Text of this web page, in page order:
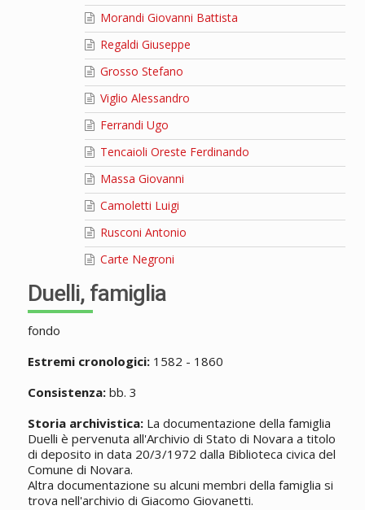
Morandi Giovanni Battista
Regaldi Giuseppe
Grosso Stefano
Viglio Alessandro
Ferrandi Ugo
Tencaioli Oreste Ferdinando
Massa Giovanni
Camoletti Luigi
Rusconi Antonio
Carte Negroni
Duelli, famiglia
fondo
Estremi cronologici:1582 - 1860
Consistenza:bb. 3
Storia archivistica:La documentazione della famiglia
Duelli è pervenuta all'Archivio di Stato di Novara a titolo
di deposito in data 20/3/1972 dalla Biblioteca civica del
Comune di Novara.
Altra documentazione su alcuni membri della famiglia si
trova nell'archivio di Giacomo Giovanetti.